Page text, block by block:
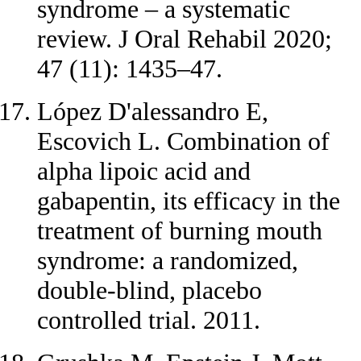
syndrome – a systematic
review. J Oral Rehabil 2020;
47 (11): 1435–47.
López D'alessandro E,
Escovich L. Combination of
alpha lipoic acid and
gabapentin, its efficacy in the
treatment of burning mouth
syndrome: a randomized,
double-blind, placebo
controlled trial. 2011.